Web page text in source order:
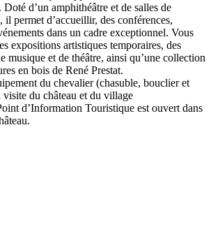
d’un amphithéâtre et de salles de
il permet d’accueillir, des conférences,
dans un cadre exceptionnel. Vous
expositions artistiques temporaires, des
musique et de théâtre, ainsi qu’une collection
en bois de René Prestat.
du chevalier (chasuble, bouclier et
visite du château et du village
d’Information Touristique est ouvert dans